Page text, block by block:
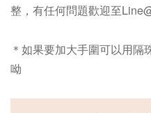
整，有任何問題歡迎至
＊如果要加大手圍可以用
呦